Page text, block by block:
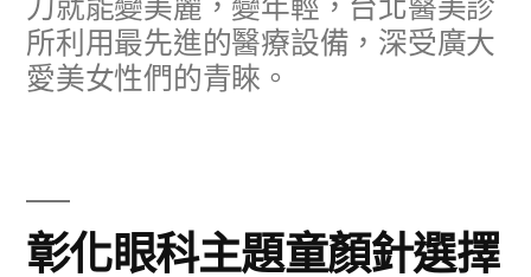
刀就能變美麗，變年輕，台北醫美診
所利用最先進的醫療設備，深受廣大
愛美女性們的青睞。
彰化眼科主題童顏針選擇